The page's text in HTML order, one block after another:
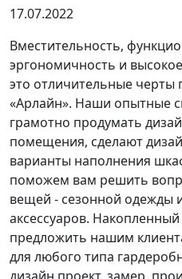
17.07.2022
Вместительность,
эргономичность и
это отличительные черты
«Арлайн». Наши опытные
грамотно продумать
помещения, сделают
варианты наполнения
поможем вам решить
вещей - сезонной одежды
аксессуаров.
предложить нашим
для любого типа